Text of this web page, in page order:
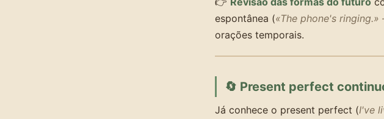
espontânea («The phone's
orações temporais.
🔄 Present perfect
Já conhece o present perfect (I've